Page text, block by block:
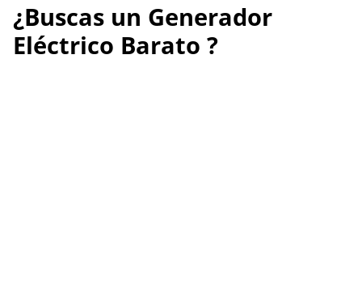
¿Buscas un Generador
Eléctrico Barato ?